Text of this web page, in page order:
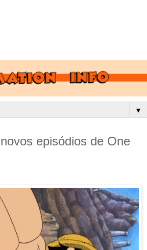
▼
episódios de One